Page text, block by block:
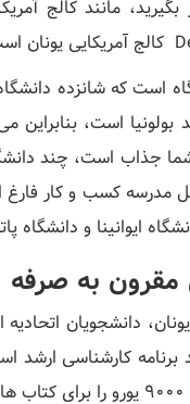
مانند کالج
است که شانزده
جذاب است، چند
مدرسه کسب و کار فارغ
ایوانینا و دانشگاه
به صرفه
دانشجویان اتحادیه
برنامه کارشناسی